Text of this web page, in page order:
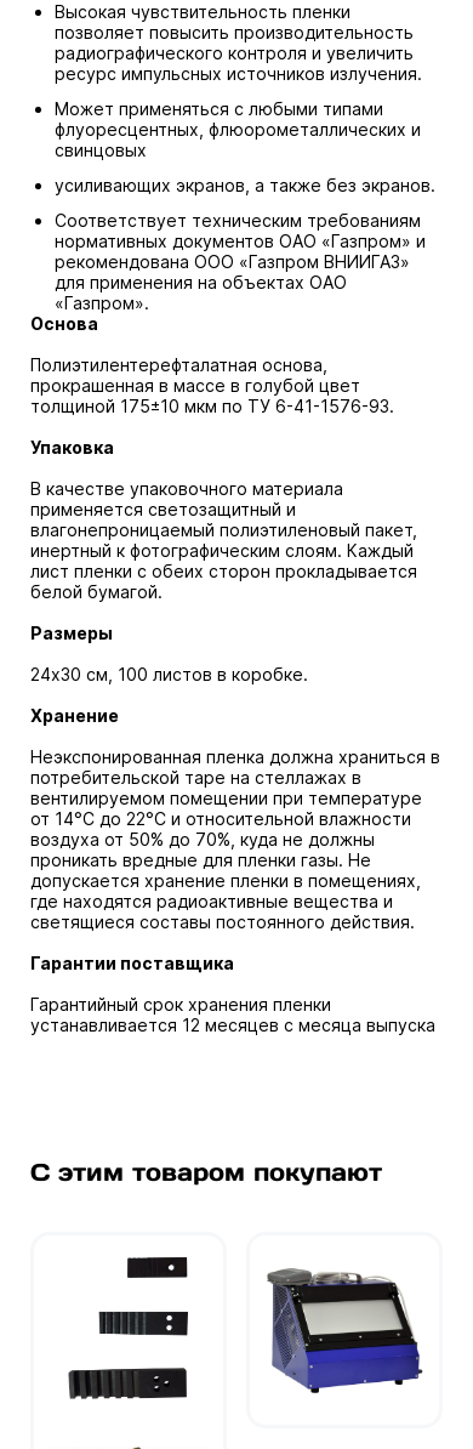
Высокая чувствительность пленки
позволяет повысить производительность
радиографического контроля и увеличить
ресурс импульсных источников излучения.
Может применяться с любыми типами
флуоресцентных, флюорометаллических и
свинцовых
усиливающих экранов, а также без экранов.
Соответствует техническим требованиям
нормативных документов ОАО «Газпром» и
рекомендована ООО «Газпром ВНИИГАЗ»
для применения на объектах ОАО
«Газпром».
Основа
Полиэтилентерефталатная основа,
прокрашенная в массе в голубой цвет
толщиной 175±10 мкм по ТУ 6-41-1576-93.
Упаковка
В качестве упаковочного материала
применяется светозащитный и
влагонепроницаемый полиэтиленовый пакет,
инертный к фотографическим слоям. Каждый
лист пленки с обеих сторон прокладывается
белой бумагой.
Размеры
24x30 см, 100 листов в коробке.
Хранение
Неэкспонированная пленка должна храниться в
потребительской таре на стеллажах в
вентилируемом помещении при температуре
от 14°С до 22°С и относительной влажности
воздуха от 50% до 70%, куда не должны
проникать вредные для пленки газы. Не
допускается хранение пленки в помещениях,
где находятся радиоактивные вещества и
светящиеся составы постоянного действия.
Гарантии поставщика
Гарантийный срок хранения пленки
устанавливается 12 месяцев с месяца выпуска
С этим товаром покупают